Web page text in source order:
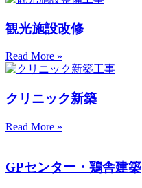
観光施設改修
Read More »
クリニック新築
Read More »
GPセンター・鶏舎建築